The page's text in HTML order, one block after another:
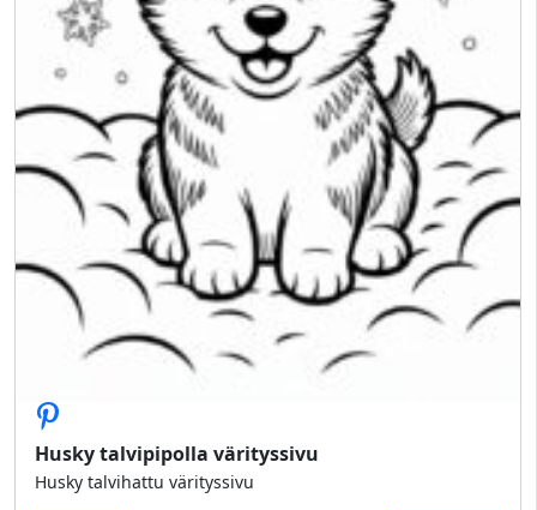
Husky talvipipolla värityssivu
Husky talvihattu värityssivu